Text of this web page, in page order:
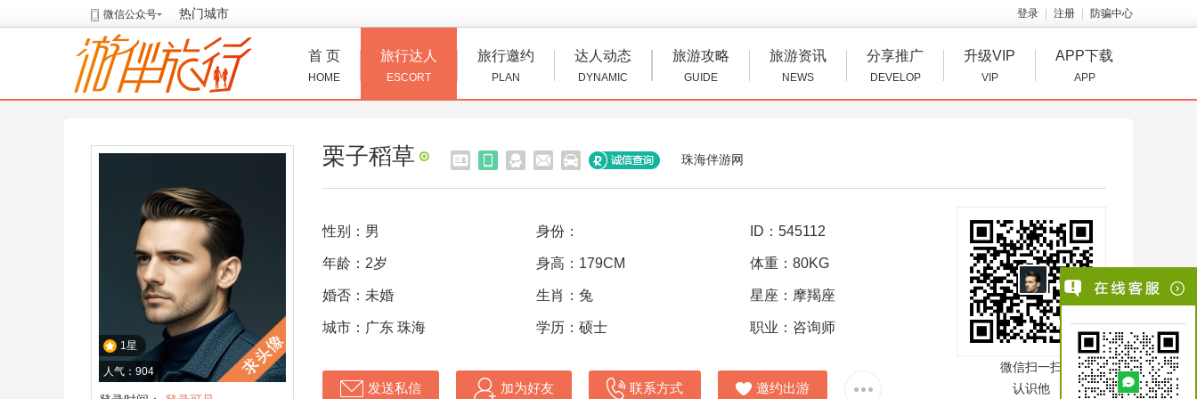
微信公众号 热门城市 登录 注册 防骗中心
首 页
HOME
旅行达人
ESCORT
旅行邀约
PLAN
达人动态
DYNAMIC
旅游攻略
GUIDE
旅游资讯
NEWS
分享推广
DEVELOP
升级VIP
VIP
APP下载
APP
1星
人气：904
栗子稻草 珠海伴游网
性别：男 身份： ID：545112
年龄：2岁 身高：179CM 体重：80KG
婚否：未婚 生肖：兔 星座：摩羯座
城市：广东 珠海 学历：硕士 职业：咨询师
微信扫一扫
认识他
发送私信 加为好友 联系方式 邀约出游